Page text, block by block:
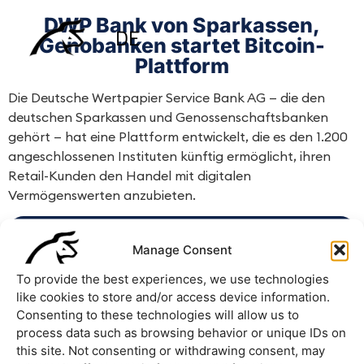
Manage Consent
To provide the best experiences, we use technologies
like cookies to store and/or access device information.
Consenting to these technologies will allow us to
process data such as browsing behavior or unique IDs on
this site. Not consenting or withdrawing consent, may
DE
DWP Bank von Sparkassen,
Genobanken startet Bitcoin-
Plattform
Die Deutsche Wertpapier Service Bank AG — die den
deutschen Sparkassen und Genossenschaftsbanken
gehört — hat eine Plattform entwickelt, die es den 1.200
angeschlossenen Instituten künftig ermöglicht, ihren
Retail-Kunden den Handel mit digitalen
Vermögenswerten anzubieten.